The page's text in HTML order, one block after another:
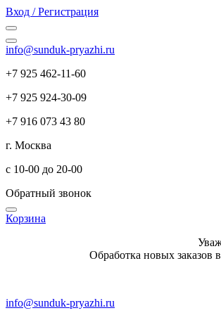
Вход / Регистрация
info@sunduk-pryazhi.ru
+7 925 462-11-60
+7 925 924-30-09
+7 916 073 43 80
г. Москва
с 10-00 до 20-00
Обратный звонок
Корзина
Уважаемые
Обработка новых
info@sunduk-pryazhi.ru